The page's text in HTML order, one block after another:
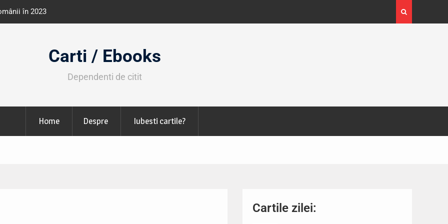
din România
octombrie
Expoziția Brâncuși de la Timișoara a atras peste
130.000 de vizitatori
Carti / Ebooks
Dependenti de citit
Home Despre Iubesti cartile?
Cartile zilei: